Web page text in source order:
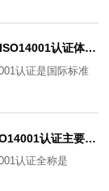
​什么是ISO14001认证？ISO14001认证体系如何建立？有哪些注意事项？
认证是国际标准
ISO14001认证介绍，ISO14001认证主要特点、ISO14001认证申请条件
认证全称是